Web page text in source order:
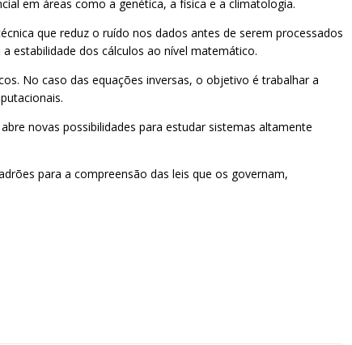
em áreas como a genética, a física e a climatologia.
que reduz o ruído nos dados antes de serem processados
estabilidade dos cálculos ao nível matemático.
No caso das equações inversas, o objetivo é trabalhar a
novas possibilidades para estudar sistemas altamente
para a compreensão das leis que os governam,